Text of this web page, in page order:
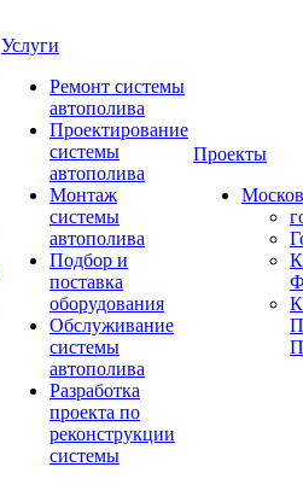
Услуги
Ремонт системы
автополива
Проектирование
системы
автополива
Монтаж
системы
автополива
Подбор и
поставка
оборудования
Обслуживание
системы
автополива
Разработка
проекта по
реконструкции
системы
Проекты